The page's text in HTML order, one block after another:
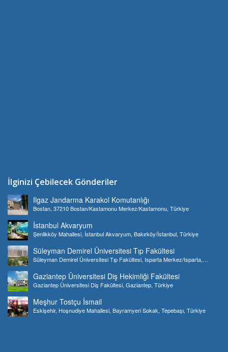
İlginizi Çebilecek Gönderiler
Ilgaz Jandarma Karakol Komutanlığı
Bostan, 37210 Bostan/Kastamonu Merkez/Kastamonu, Türkiye
İstanbul Akvaryum
Şenlikköy Mahallesi, İstanbul Akvaryum, Bakırköy/İstanbul, Türkiye
Süleyman Demirel Üniversitesi Tıp Fakültesi
Süleyman Demirel Üniversitesi Tıp Fakültesi, Isparta Merkez/Isparta,
Gaziantep Üniversitesi Diş Hekimliği Fakültesi
Gaziantep Üniversitesi Diş Fakültesi, Gaziantep, Türkiye
Meşhur Tostçu İsmail
Eskişehir, Hoşnudiye Mahallesi, Bayramyeri Sokak, Tepebaşı, Türkiye